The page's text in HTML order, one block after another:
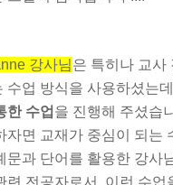
강사님은 특히나 교사
수업 방식을 사용하셨는
한 수업 을 진행해 주셨습
자면 교재가 중심이 되는
문과 단어를 활용한 강사
련 전공자로서, 이런 수업